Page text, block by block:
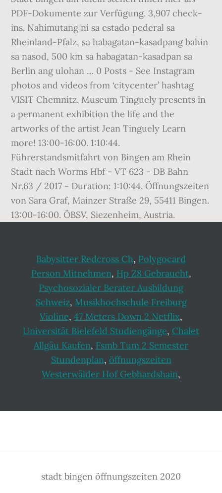
Babysitter Redcross Ch, Polygocard
Person Mitnehmen, Hp Z8 Gebraucht,
Psychosozialer Berater Ausbildung
Schweiz, Musikhochschule Freiburg
Violine, 47 Meters Down 2 Netflix,
Universität Bielefeld Studiengänge, Chalet
Allgäu Kaufen, Fsmb Tum 2 Semester
Stundenplan, öffnungszeiten
Westerwälder Hof Gebhardshain,
stadt bingen öffnungszeiten 2020